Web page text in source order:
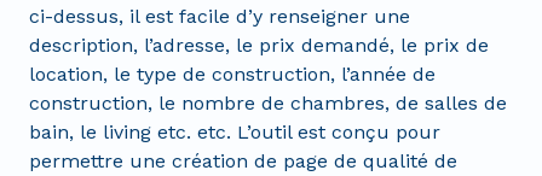
ci-dessus, il est facile d’y renseigner une
description, l’adresse, le prix demandé, le prix de
location, le type de construction, l’année de
construction, le nombre de chambres, de salles de
bain, le living etc. etc. L’outil est conçu pour
permettre une création de page de qualité de